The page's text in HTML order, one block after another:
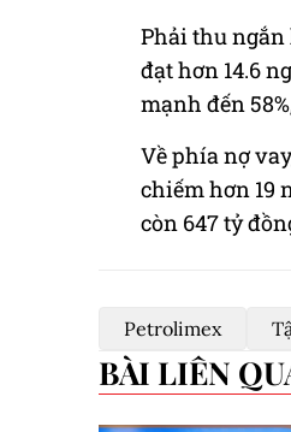
Phải thu ngắn
đạt hơn 14.6
mạnh đến
Về phía nợ
chiếm hơn 19
còn 647 tỷ
Petrolimex
BÀI LIÊN